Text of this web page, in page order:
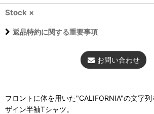
Stock ×
返品特約に関する重要事項
お問い合わせ
フロントに体を用いた"CALIFORNIA"の文字
ザイン半袖Tシャツ。